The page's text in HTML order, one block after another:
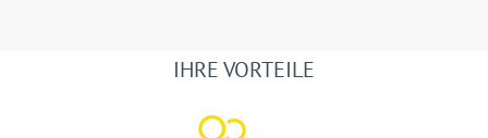
IHRE VORTEILE